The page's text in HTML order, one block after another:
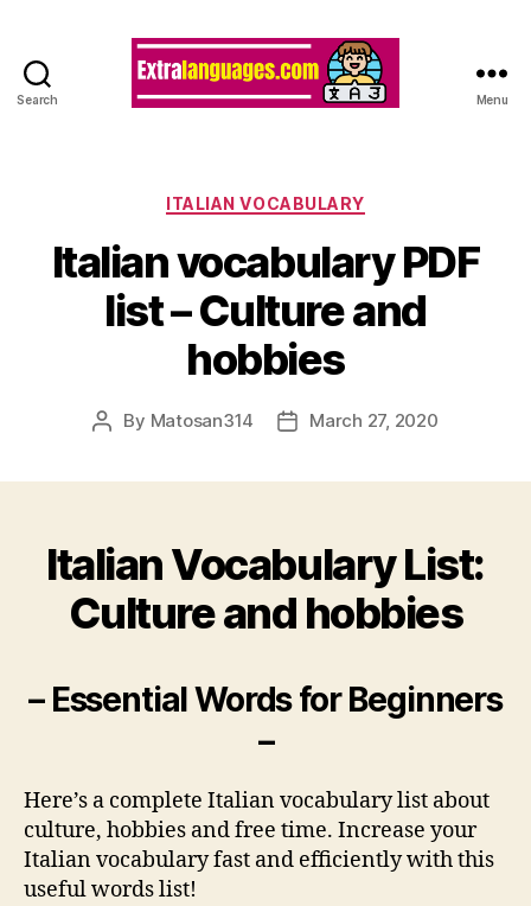
Search Menu
Categories
ITALIAN VOCABULARY
Italian vocabulary PDF
list – Culture and
hobbies
Post
By Matosan314
PostMarch 27, 2020
Italian Vocabulary List:
Culture and hobbies
– Essential Words for Beginners
–
Here’s a complete Italian vocabulary list about
culture, hobbies and free time. Increase your
Italian vocabulary fast and efficiently with this
useful words list!